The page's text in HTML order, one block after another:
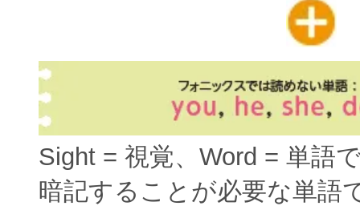
Sight = 視覚、Word = 単語
暗記することが必要な単語